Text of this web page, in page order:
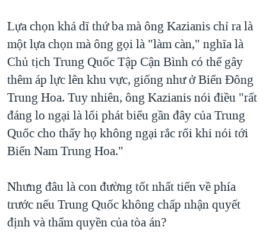
Lựa chọn khả dĩ thứ ba mà ông Kazianis chỉ ra là
một lựa chọn mà ông gọi là "làm càn," nghĩa là
Chủ tịch Trung Quốc Tập Cận Bình có thể gây
thêm áp lực lên khu vực, giống như ở Biển Đông
Trung Hoa. Tuy nhiên, ông Kazianis nói điều "rất
đáng lo ngại là lối phát biểu gần đây của Trung
Quốc cho thấy họ không ngại rắc rối khi nói tới
Biển Nam Trung Hoa."
Nhưng đâu là con đường tốt nhất tiến về phía
trước nếu Trung Quốc không chấp nhận quyết
định và thẩm quyền của tòa án?